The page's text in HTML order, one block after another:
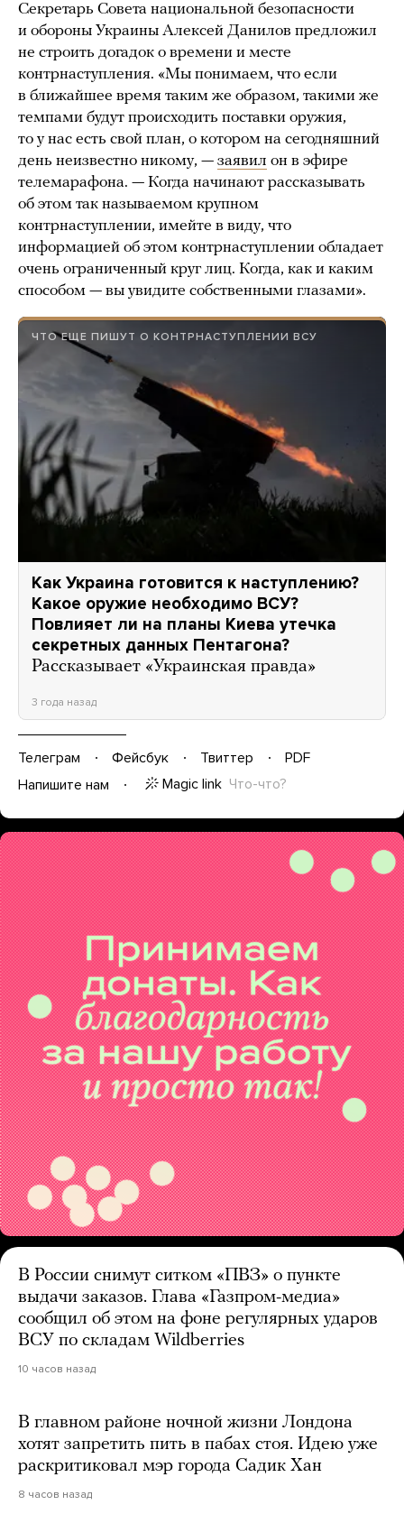
Секретарь Совета национальной безопасности
и обороны Украины Алексей Данилов предложил
не строить догадок о времени и месте
контрнаступления. «Мы понимаем, что если
в ближайшее время таким же образом, такими же
темпами будут происходить поставки оружия,
то у нас есть свой план, о котором на сегодняшний
день неизвестно никому, — заявил он в эфире
телемарафона. — Когда начинают рассказывать
об этом так называемом крупном
контрнаступлении, имейте в виду, что
информацией об этом контрнаступлении обладает
очень ограниченный круг лиц. Когда, как и каким
способом — вы увидите собственными глазами».
ЧТО ЕЩЕ ПИШУТ О КОНТРНАСТУПЛЕНИИ ВСУ
Как Украина готовится к наступлению?
Какое оружие необходимо ВСУ?
Повлияет ли на планы Киева утечка
секретных данных Пентагона?
Рассказывает «Украинская правда»
3 года назад
Телеграм Фейсбук Твиттер
PDF
Напишите нам
Magic link Что-что?
В России снимут ситком «ПВЗ» о пункте
выдачи заказов. Глава «Газпром-медиа»
сообщил об этом на фоне регулярных ударов
ВСУ по складам Wildberries
10 часов назад
В главном районе ночной жизни Лондона
хотят запретить пить в пабах стоя. Идею уже
раскритиковал мэр города Садик Хан
8 часов назад